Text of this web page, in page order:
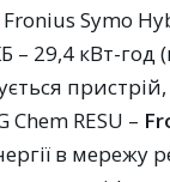
Symo
– 29,4 кВт-
RESU –
в мережу